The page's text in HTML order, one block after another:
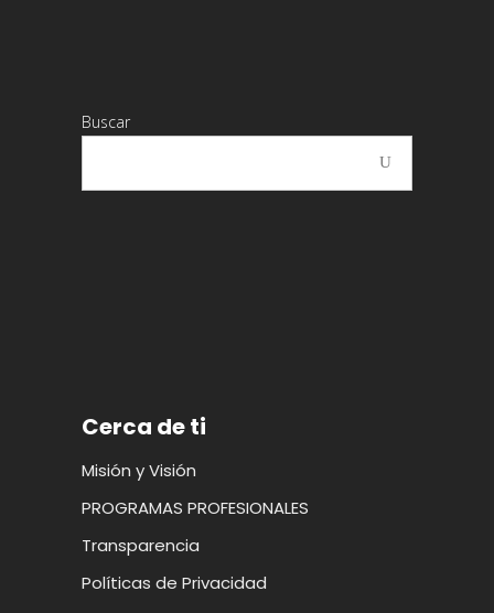
Buscar
Cerca de ti
Misión y Visión
PROGRAMAS PROFESIONALES
Transparencia
Políticas de Privacidad